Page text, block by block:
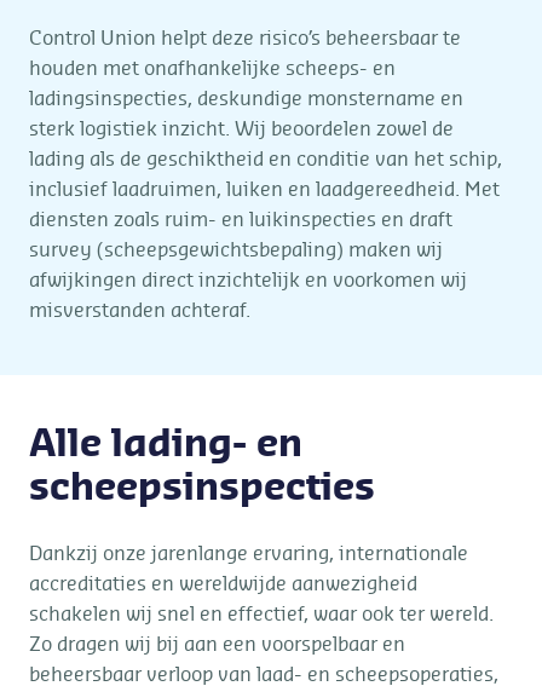
Control Union helpt deze risico’s beheersbaar te
houden met onafhankelijke scheeps- en
ladingsinspecties, deskundige monstername en
sterk logistiek inzicht. Wij beoordelen zowel de
lading als de geschiktheid en conditie van het schip,
inclusief laadruimen, luiken en laadgereedheid. Met
diensten zoals ruim- en luikinspecties en draft
survey (scheepsgewichtsbepaling) maken wij
afwijkingen direct inzichtelijk en voorkomen wij
misverstanden achteraf.
Alle lading- en
scheepsinspecties
Dankzij onze jarenlange ervaring, internationale
accreditaties en wereldwijde aanwezigheid
schakelen wij snel en effectief, waar ook ter wereld.
Zo dragen wij bij aan een voorspelbaar en
beheersbaar verloop van laad- en scheepsoperaties,